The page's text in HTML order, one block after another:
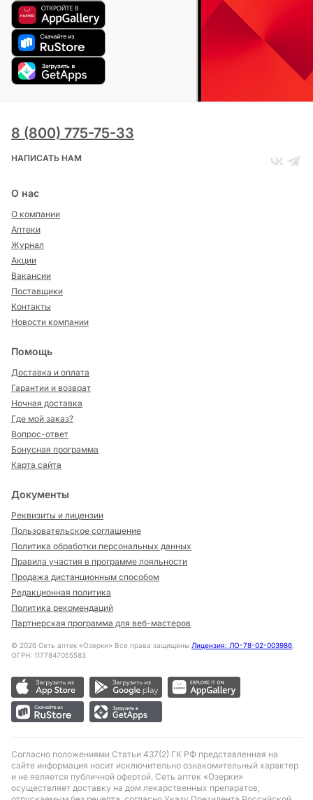
8 (800) 775-75-33
НАПИСАТЬ НАМ
О нас
О компании
Аптеки
Журнал
Акции
Вакансии
Поставщики
Контакты
Новости компании
Помощь
Доставка и оплата
Гарантии и возврат
Ночная доставка
Где мой заказ?
Вопрос-ответ
Бонусная программа
Карта сайта
Документы
Реквизиты и лицензии
Пользовательское соглашение
Политика обработки персональных данных
Правила участия в программе лояльности
Продажа дистанционным способом
Редакционная политика
Политика рекомендаций
Партнерская программа для веб-мастеров
© 2026 Сеть аптек «Озерки» Все права защищены Лицензия: ЛО-78-02-003986,
ОГРН: 1177847055583
Согласно положениями Статьи 437(2) ГК РФ представленная на
сайте информация носит исключительно ознакомительный характер
и не является публичной офертой. Сеть аптек «Озерки»
осуществляет доставку на дом лекарственных препаратов,